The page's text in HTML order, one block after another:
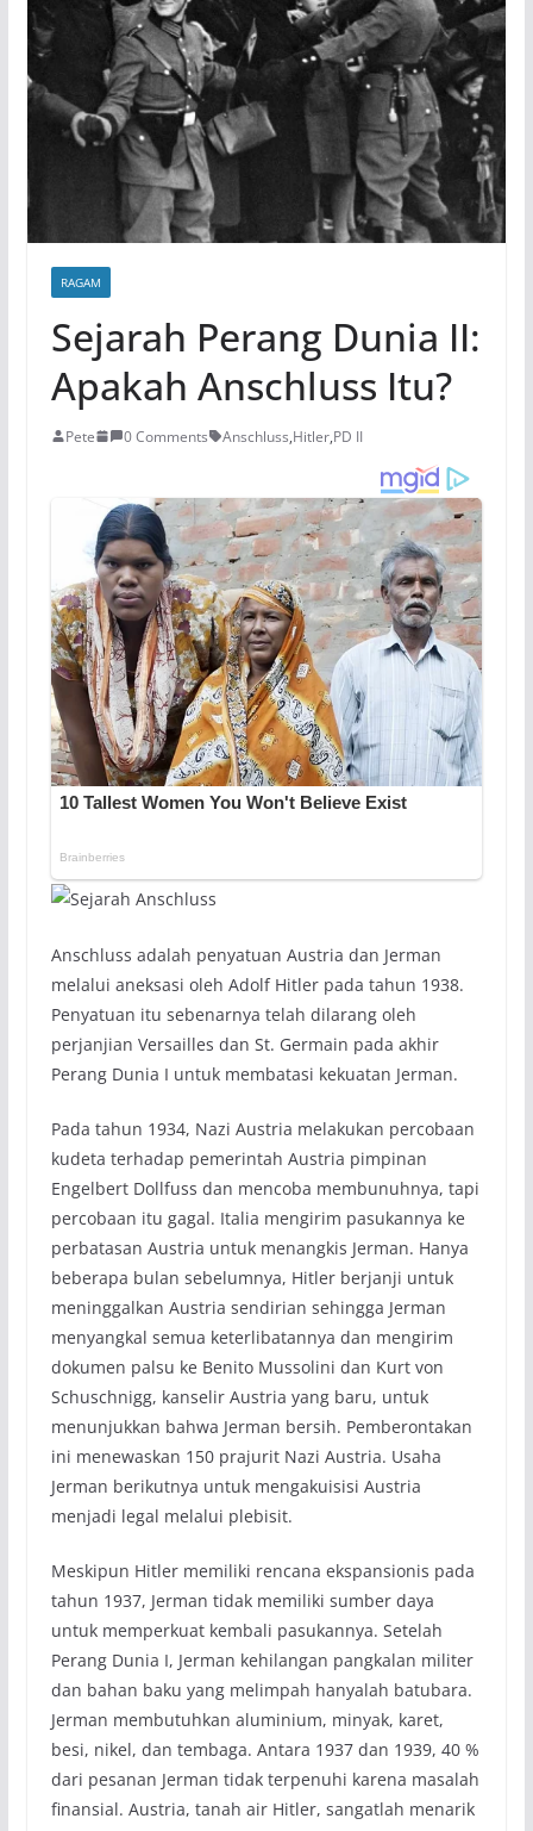
RAGAM
Sejarah Perang Dunia II:
Apakah Anschluss Itu?
Pete 0 Comments Anschluss,Hitler,PD II
Anschluss adalah penyatuan Austria dan Jerman
melalui aneksasi oleh Adolf Hitler pada tahun 1938.
Penyatuan itu sebenarnya telah dilarang oleh
perjanjian Versailles dan St. Germain pada akhir
Perang Dunia I untuk membatasi kekuatan Jerman.
Pada tahun 1934, Nazi Austria melakukan percobaan
kudeta terhadap pemerintah Austria pimpinan
Engelbert Dollfuss dan mencoba membunuhnya, tapi
percobaan itu gagal. Italia mengirim pasukannya ke
perbatasan Austria untuk menangkis Jerman. Hanya
beberapa bulan sebelumnya, Hitler berjanji untuk
meninggalkan Austria sendirian sehingga Jerman
menyangkal semua keterlibatannya dan mengirim
dokumen palsu ke Benito Mussolini dan Kurt von
Schuschnigg, kanselir Austria yang baru, untuk
menunjukkan bahwa Jerman bersih. Pemberontakan
ini menewaskan 150 prajurit Nazi Austria. Usaha
Jerman berikutnya untuk mengakuisisi Austria
menjadi legal melalui plebisit.
Meskipun Hitler memiliki rencana ekspansionis pada
tahun 1937, Jerman tidak memiliki sumber daya
untuk memperkuat kembali pasukannya. Setelah
Perang Dunia I, Jerman kehilangan pangkalan militer
dan bahan baku yang melimpah hanyalah batubara.
Jerman membutuhkan aluminium, minyak, karet,
besi, nikel, dan tembaga. Antara 1937 dan 1939, 40 %
dari pesanan Jerman tidak terpenuhi karena masalah
finansial. Austria, tanah air Hitler, sangatlah menarik